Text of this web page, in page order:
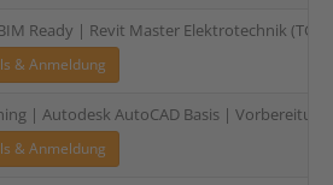
Ready | Revit Master Elektrotechnik
& Anmeldung
| Autodesk AutoCAD Basis |
& Anmeldung